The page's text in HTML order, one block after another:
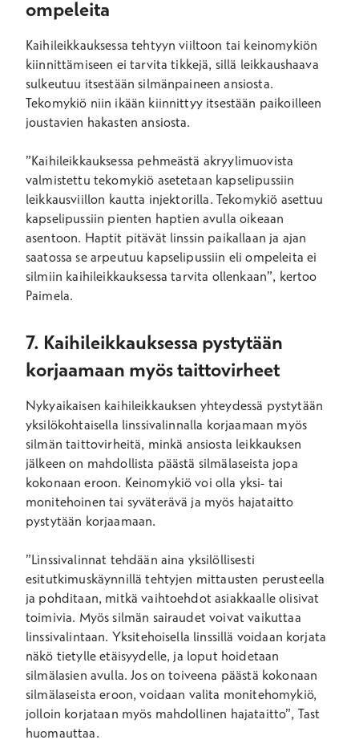
ompeleita
Kaihileikkauksessa tehtyyn viiltoon tai keinomykiön
kiinnittämiseen ei tarvita tikkejä, sillä leikkaushaava
sulkeutuu itsestään silmänpaineen ansiosta.
Tekomykiö niin ikään kiinnittyy itsestään paikoilleen
joustavien hakasten ansiosta.
”Kaihileikkauksessa pehmeästä akryylimuovista
valmistettu tekomykiö asetetaan kapselipussiin
leikkausviillon kautta injektorilla. Tekomykiö asettuu
kapselipussiin pienten haptien avulla oikeaan
asentoon. Haptit pitävät linssin paikallaan ja ajan
saatossa se arpeutuu kapselipussiin eli ompeleita ei
silmiin kaihileikkauksessa tarvita ollenkaan”, kertoo
Paimela.
7. Kaihileikkauksessa pystytään
korjaamaan myös taittovirheet
Nykyaikaisen kaihileikkauksen yhteydessä pystytään
yksilökohtaisella linssivalinnalla korjaamaan myös
silmän taittovirheitä, minkä ansiosta leikkauksen
jälkeen on mahdollista päästä silmälaseista jopa
kokonaan eroon. Keinomykiö voi olla yksi- tai
monitehoinen tai syväterävä ja myös hajataitto
pystytään korjaamaan.
”Linssivalinnat tehdään aina yksilöllisesti
esitutkimuskäynnillä tehtyjen mittausten perusteella
ja pohditaan, mitkä vaihtoehdot asiakkaalle olisivat
toimivia. Myös silmän sairaudet voivat vaikuttaa
linssivalintaan. Yksitehoisella linssillä voidaan korjata
näkö tietylle etäisyydelle, ja loput hoidetaan
silmälasien avulla. Jos on toiveena päästä kokonaan
silmälaseista eroon, voidaan valita monitehomykiö,
jolloin korjataan myös mahdollinen hajataitto”, Tast
huomauttaa.